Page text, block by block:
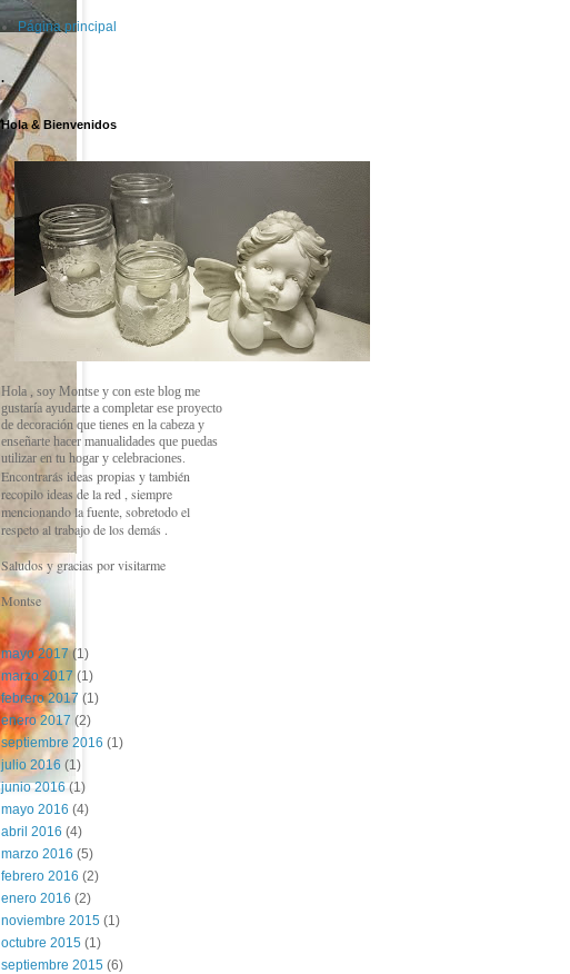
Página principal
.
Hola & Bienvenidos
Hola , soy Montse y con este blog me
gustaría ayudarte a completar ese proyecto
de decoración que tienes en la cabeza y
enseñarte hacer manualidades que puedas
utilizar en tu hogar y celebraciones.
Encontrarás ideas propias y también
recopilo ideas de la red , siempre
mencionando la fuente, sobretodo el
respeto al trabajo de los demás .
Saludos y gracias por visitarme
Montse
mayo 2017(1)
marzo 2017 (1)
febrero 2017 (1)
enero 2017 (2)
septiembre 2016 (1)
julio 2016 (1)
junio 2016 (1)
mayo 2016 (4)
abril 2016 (4)
marzo 2016 (5)
febrero 2016 (2)
enero 2016 (2)
noviembre 2015 (1)
octubre 2015 (1)
septiembre 2015 (6)